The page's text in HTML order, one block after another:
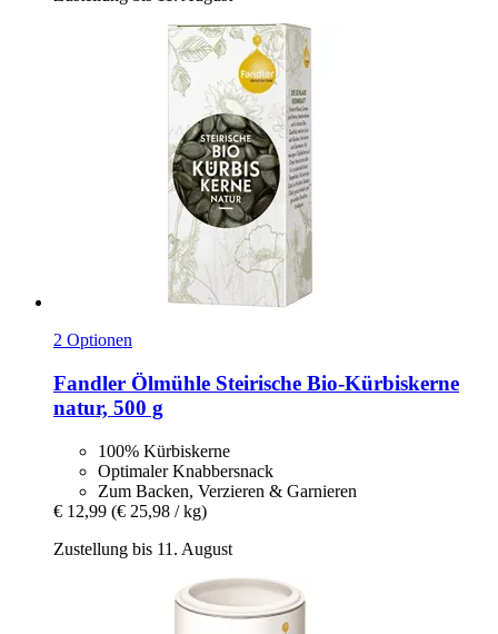
2 Optionen
Fandler Ölmühle Steirische Bio-​Kürbiskerne
natur, 500 g
100% Kürbiskerne
Optimaler Knabbersnack
Zum Backen, Verzieren & Garnieren
€ 12,99 (€ 25,98 / kg)
Zustellung bis 11. August